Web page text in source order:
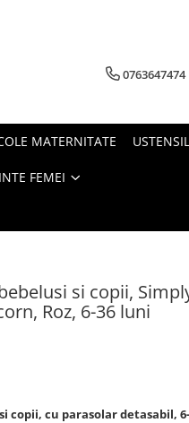
0763647474
MATERNITATE
FEMEI
si copii,
Roz, 6-36 luni
copii, cu parasolar detasabil,